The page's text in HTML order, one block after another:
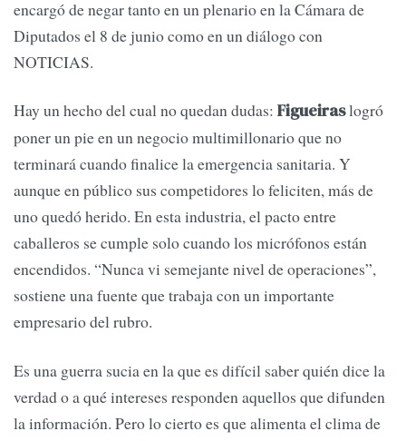
encargó de negar tanto en un plenario en la Cámara de
Diputados el 8 de junio como en un diálogo con
NOTICIAS.
Hay un hecho del cual no quedan dudas: Figueiraslogró
poner un pie en un negocio multimillonario que no
terminará cuando finalice la emergencia sanitaria. Y
aunque en público sus competidores lo feliciten, más de
uno quedó herido. En esta industria, el pacto entre
caballeros se cumple solo cuando los micrófonos están
encendidos. “Nunca vi semejante nivel de operaciones”,
sostiene una fuente que trabaja con un importante
empresario del rubro.
Es una guerra sucia en la que es difícil saber quién dice la
verdad o a qué intereses responden aquellos que difunden
la información. Pero lo cierto es que alimenta el clima de